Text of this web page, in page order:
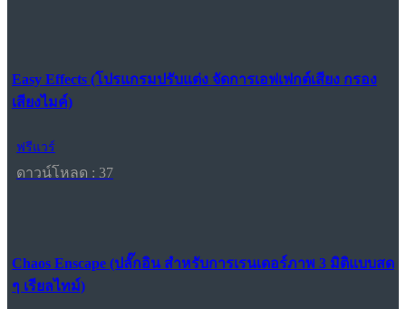
Easy Effects (โปรแกรมปรับแต่ง จัดการเอฟเฟกต์เสียง กรอง
เสียงไมค์)
ฟรีแวร์
ดาวน์โหลด : 37
Chaos Enscape (ปลั๊กอิน สำหรับการเรนเดอร์ภาพ 3 มิติแบบสด
ๆ เรียลไทม์)